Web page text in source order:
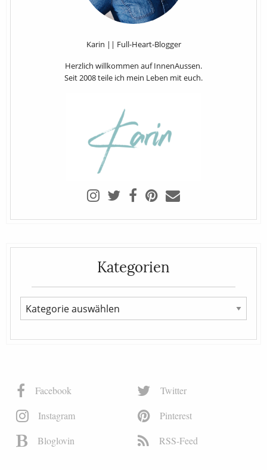
Karin || Full-Heart-Blogger
Herzlich willkommen auf InnenAussen.
Seit 2008 teile ich mein Leben mit euch.
Kategorien
Facebook
Twitter
Instagram
Pinterest
Bloglovin
RSS-Feed